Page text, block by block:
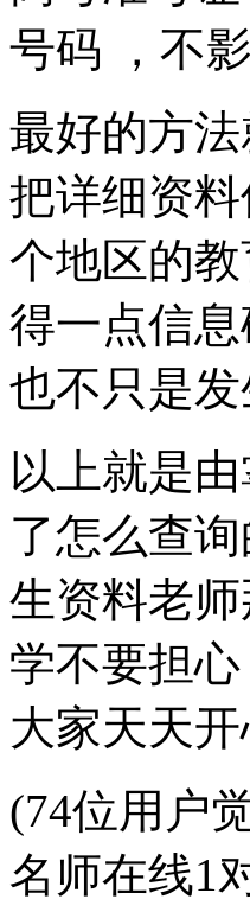
号码 ，不
最好的方
把详细资
个地区的
得一点信
也不只是
以上就是
了怎么查
生资料老
学不要担
大家天天开
(74位用户
名师在线1